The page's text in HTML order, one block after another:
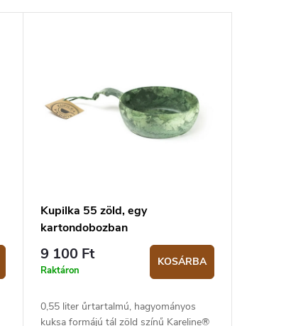
Kupilka 55 zöld, egy
kartondobozban
9 100 Ft
Raktáron
KOSÁRBA
0,55 liter űrtartalmú, hagyományos
kuksa formájú tál zöld színű Kareline®